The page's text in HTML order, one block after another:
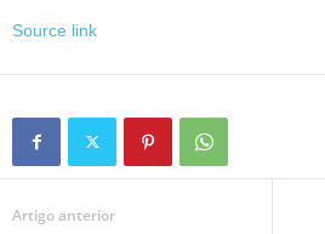
Source link
Artigo anterior